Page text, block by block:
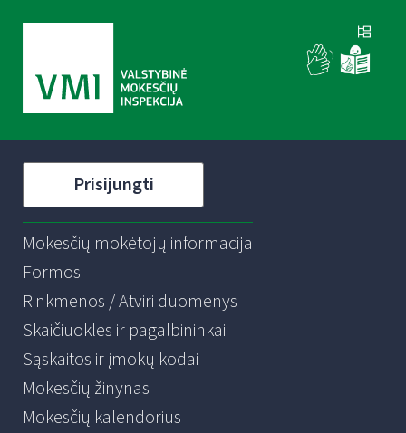
Prisijungti
Mokesčių mokėtojų informacija
Formos
Rinkmenos / Atviri duomenys
Skaičiuoklės ir pagalbininkai
Sąskaitos ir įmokų kodai
Mokesčių žinynas
Mokesčių kalendorius